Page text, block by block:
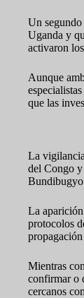
Un segundo
Uganda y
activaron
Aunque
que las
La
del Congo y
Bundibugyo
La
protocolos
Mientras
confirmar o
cercanos